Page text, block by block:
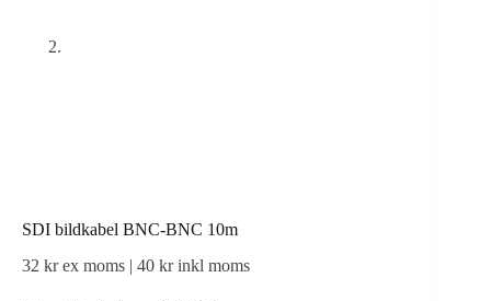
SDI bildkabel BNC-BNC 10m
32 krex moms | 40 krinkl moms